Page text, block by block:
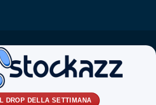
IL DROP DELLA SETTIMANA